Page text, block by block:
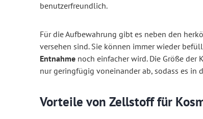
benutzerfreundlich.
Für die Aufbewahrung gibt es neben den
versehen sind. Sie können immer wieder
Entnahme noch einfacher wird. Die Größe
nur geringfügig voneinander ab, sodass es in
Vorteile von Zellstoff für